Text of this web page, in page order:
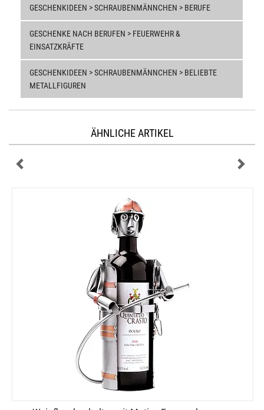
GESCHENKIDEEN > SCHRAUBENMÄNNCHEN > BERUFE
GESCHENKE NACH BERUFEN > FEUERWEHR &
EINSATZKRÄFTE
GESCHENKIDEEN > SCHRAUBENMÄNNCHEN > BELIEBTE
METALLFIGUREN
ÄHNLICHE ARTIKEL